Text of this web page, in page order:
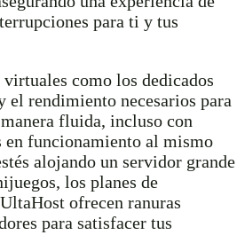
para ti y tus
como los dedicados
el rendimiento necesarios para
fluida, incluso con
funcionamiento al mismo
alojando un servidor grande
los planes de
ofrecen ranuras
para satisfacer tus